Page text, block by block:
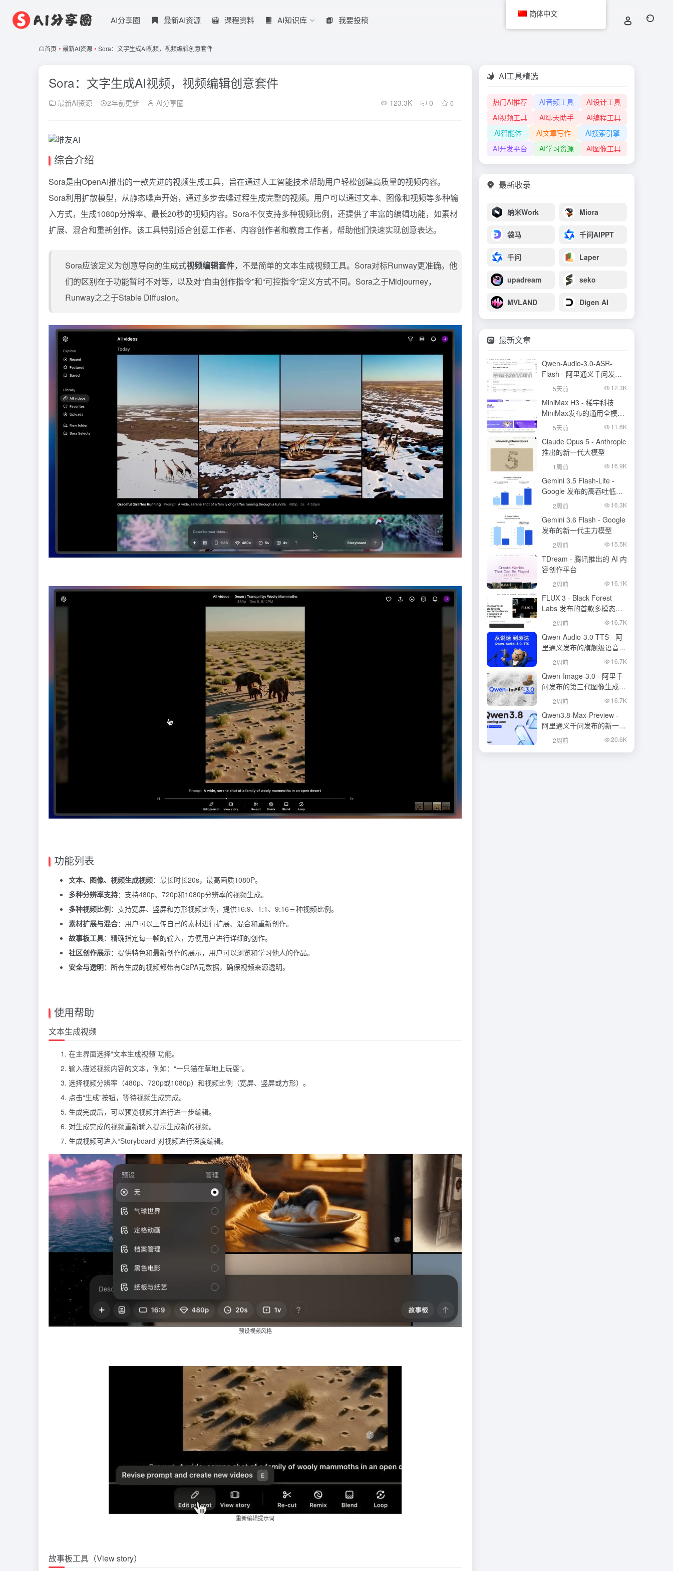
AI分享圈 最新AI资源 课程资料 AI知识库 我要投稿
首页 • 最新AI资源 • Sora：文字生成AI视频，视频编辑创意套件
Sora：文字生成AI视频，视频编辑创意套件
最新AI资源 2年前更新 AI分享圈 123.3K 0 0
综合介绍
Sora是由OpenAI推出的一款先进的视频生成工具，旨在通过人工智能技术帮助用户轻松创建高质量的视频内容。
Sora利用扩散模型，从静态噪声开始，通过多步去噪过程生成完整的视频。用户可以通过文本、图像和视频等多种输
入方式，生成1080p分辨率、最长20秒的视频内容。Sora不仅支持多种视频比例，还提供了丰富的编辑功能，如素材
扩展、混合和重新创作。该工具特别适合创意工作者、内容创作者和教育工作者，帮助他们快速实现创意表达。
Sora应该定义为创意导向的生成式视频编辑套件，不是简单的文本生成视频工具。Sora对标Runway更准确。他
们的区别在于功能暂时不对等，以及对“自由创作指令”和“可控指令”定义方式不同。Sora之于Midjourney，
Runway之之于Stable Diffusion。
功能列表
文本、图像、视频生成视频：最长时长20s，最高画质1080P。
多种分辨率支持：支持480p、720p和1080p分辨率的视频生成。
多种视频比例：支持宽屏、竖屏和方形视频比例，提供16:9、1:1、9:16三种视频比例。
素材扩展与混合：用户可以上传自己的素材进行扩展、混合和重新创作。
故事板工具：精确指定每一帧的输入，方便用户进行详细的创作。
社区创作展示：提供特色和最新创作的展示，用户可以浏览和学习他人的作品。
安全与透明：所有生成的视频都带有C2PA元数据，确保视频来源透明。
使用帮助
文本生成视频
在主界面选择“文本生成视频”功能。
输入描述视频内容的文本，例如：“一只猫在草地上玩耍”。
选择视频分辨率（480p、720p或1080p）和视频比例（宽屏、竖屏或方形）。
点击“生成”按钮，等待视频生成完成。
生成完成后，可以预览视频并进行进一步编辑。
对生成完成的视频重新输入提示生成新的视频。
生成视频可进入“Storyboard”对视频进行深度编辑。
预设视频风格
重新编辑提示词
故事板工具（View story）
AI工具精选
热门AI推荐 AI音频工具
AI设计工具
AI视频工具
AI聊天助手
AI编程工具
AI智能体
AI文章写作
AI搜索引擎
AI开发平台
AI学习资源 AI图像工具
最新收录
纳米Work Miora
袋马 千问AIPPT
千问 Laper
upadream seko
MVLAND Digen AI
最新文章
Qwen-Audio-3.0-ASR-
Flash - 阿里通义千问发布
的语音识别大模型
5天前 12.3K
MiniMax H3 - 稀宇科技
MiniMax发布的通用全模态
生成模型
5天前 11.6K
Claude Opus 5 - Anthropic
推出的新一代大模型
1周前 16.9K
Gemini 3.5 Flash-Lite -
Google 发布的高吞吐低成
本模型
2周前 16.3K
Gemini 3.6 Flash - Google
发布的新一代主力模型
2周前 15.5K
TDream - 腾讯推出的 AI 内
容创作平台
2周前 16.1K
FLUX 3 - Black Forest
Labs 发布的首款多模态基
础模型
2周前 16.7K
Qwen-Audio-3.0-TTS - 阿
里通义发布的旗舰级语音合
成大模型
2周前 16.7K
Qwen-Image-3.0 - 阿里千
问发布的第三代图像生成基
础模型
2周前 16.7K
Qwen3.8-Max-Preview -
阿里通义千问发布的新一代
旗舰大模型
2周前 20.6K
简体中文